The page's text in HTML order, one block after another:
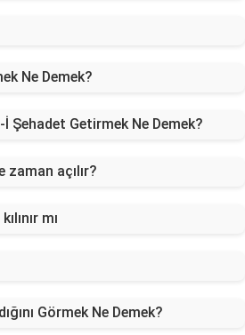
Ne Demek?
Şehadet Getirmek Ne Demek?
zaman açılır?
mı
Görmek Ne Demek?